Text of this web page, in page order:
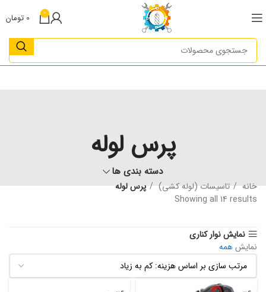
0
0 تومان
پرس لوله
دسته بندی ها
خانه تاسیسات (لوله کشی)
پرس لوله
Showing all 14 results
نمایش نوار کناری
نمایشهمه